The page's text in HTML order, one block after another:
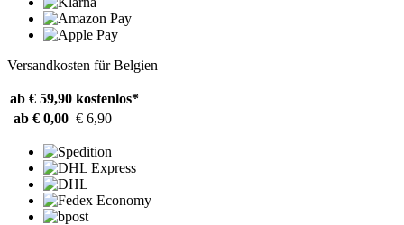
Versandkosten für Belgien
ab € 59,90 kostenlos*
ab € 0,00 € 6,90